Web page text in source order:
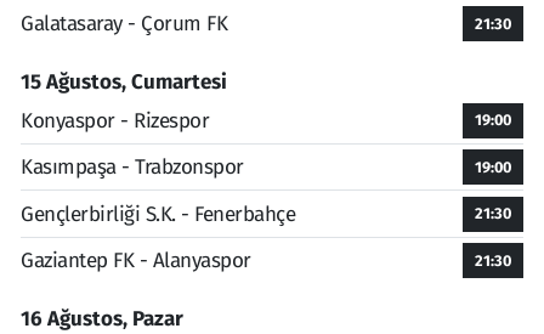
Galatasaray - Çorum FK
21:30
15 Ağustos, Cumartesi
Konyaspor - Rizespor
19:00
Kasımpaşa - Trabzonspor 19:00
Gençlerbirliği S.K. - Fenerbahçe 21:30
Gaziantep FK - Alanyaspor 21:30
16 Ağustos, Pazar